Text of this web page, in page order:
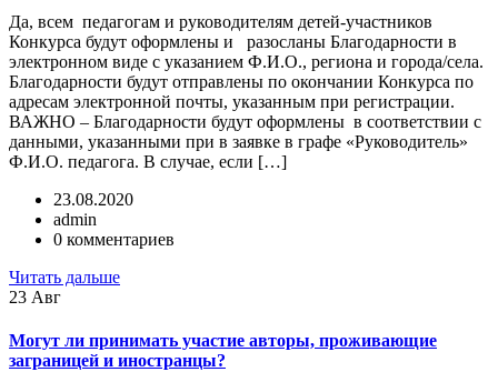
Да, всем педагогам и руководителям детей-участников
Конкурса будут оформлены и разосланы Благодарности в
электронном виде с указанием Ф.И.О., региона и города/села.
Благодарности будут отправлены по окончании Конкурса по
адресам электронной почты, указанным при регистрации.
ВАЖНО – Благодарности будут оформлены в соответствии с
данными, указанными при в заявке в графе «Руководитель»
Ф.И.О. педагога. В случае, если […]
23.08.2020
admin
0 комментариев
Читать дальше
23 Авг
Могут ли принимать участие авторы, проживающие
заграницей и иностранцы?